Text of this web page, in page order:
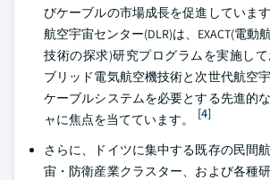
びケーブルの市場成長を促進していま
航空宇宙センター(DLR)は、EXACT(電動
技術の探求)研究プログラムを実施し
ブリッド電気航空機技術と次世代航空
ケーブルシステムを必要とする先進的
ャに焦点を当てています。
[4]
さらに、ドイツに集中する既存の民間
宙・防衛産業クラスター、および各種